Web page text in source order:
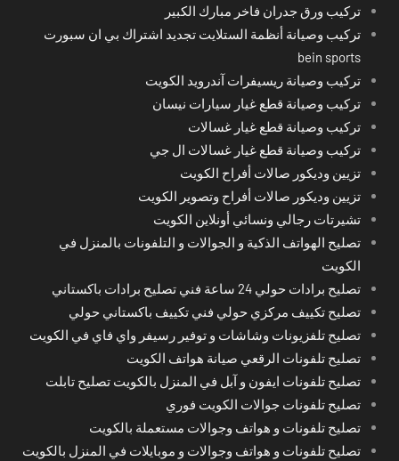
تركيب ورق جدران فاخر مبارك الكبير
تركيب وصيانة أنظمة الستلايت تجديد اشتراك بي ان سبورت
bein sports
تركيب وصيانة ريسيفرات آندرويد الكويت
تركيب وصيانة قطع غيار سيارات نيسان
تركيب وصيانة قطع غيار غسالات
تركيب وصيانة قطع غيار غسالات ال جي
تزيين وديكور صالات أفراح الكويت
تزيين وديكور صالات أفراح وتصوير الكويت
تشيرتات رجالي ونسائي أونلاين الكويت
تصليح الهواتف الذكية و الجوالات و التلفونات بالمنزل في
الكويت
تصليح برادات حولي 24 ساعة فني تصليح برادات باكستاني
تصليح تكييف مركزي حولي فني تكييف باكستاني حولي
تصليح تلفزيونات وشاشات و توفير رسيفر واي فاي في الكويت
تصليح تلفونات الرقعي صيانة هواتف الكويت
تصليح تلفونات ايفون و آبل في المنزل بالكويت تصليح تابلت
تصليح تلفونات جوالات الكويت فوري
تصليح تلفونات و هواتف وجوالات مستعملة بالكويت
تصليح تلفونات و هواتف وجوالات و موبايلات في المنزل بالكويت